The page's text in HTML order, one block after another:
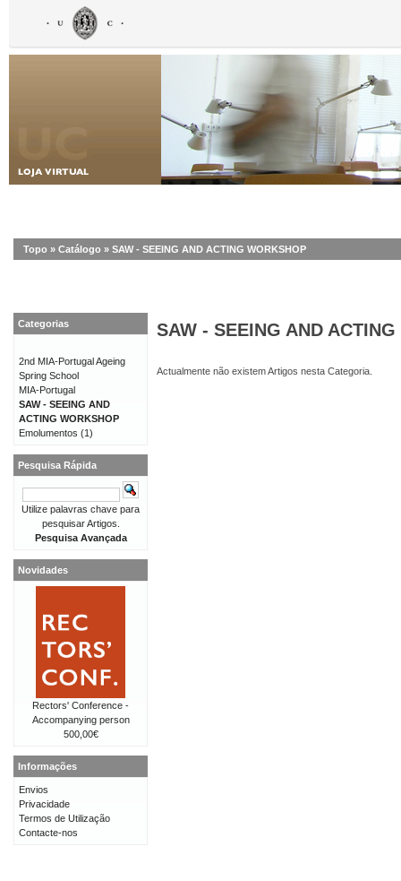
Topo » Catálogo » SAW - SEEING AND ACTING WORKSHOP
SAW - SEEING AND
Actualmente não existem Artigos nesta Categoria.
Categorias
2nd MIA-Portugal Ageing
Spring School
MIA-Portugal
SAW - SEEING AND
ACTING WORKSHOP
Emolumentos (1)
Pesquisa Rápida
Utilize palavras chave para
pesquisar Artigos.
Pesquisa Avançada
Novidades
Rectors' Conference -
Accompanying person
500,00€
Informações
Envios
Privacidade
Termos de Utilização
Contacte-nos